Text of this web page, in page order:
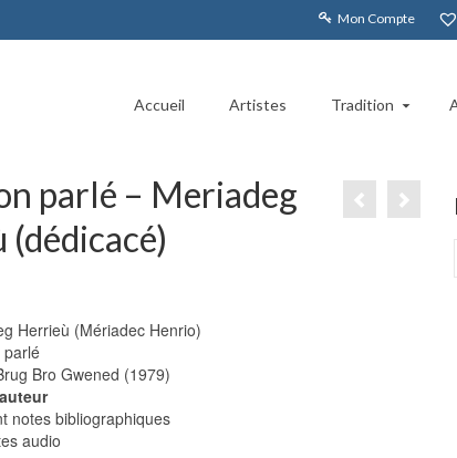
Mon Compte
Accueil Artistes Tradition
parlé – Meriadeg
Herrieù (Mériadec Henrio)
Bro Gwened (1979)
notes bibliographiques
audio